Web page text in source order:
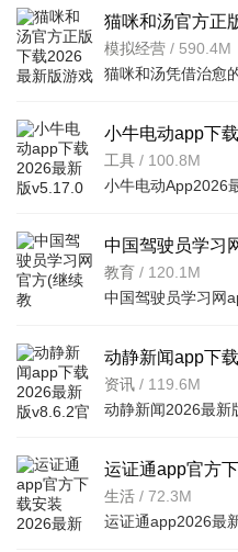
猫咪和汤官方正
v4.26.0安卓版
模拟经营 / 590.4M
小牛电动app下
方版
工具 / 100.8M
中国驾驶员学习
育)appV2.8.95安
教育 / 120.1M
动静新闻app下
方版
资讯 / 119.6M
运证通app官方
v3.0.3官方版
生活 / 72.3M